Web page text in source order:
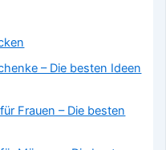
– Die besten Ideen
Frauen – Die besten